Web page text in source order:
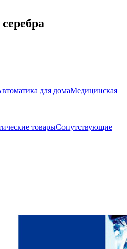
для домаМедицинская
товарыСопутствующие